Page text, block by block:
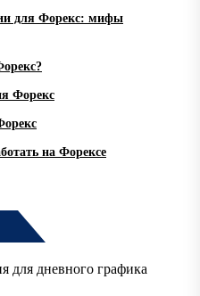
для Форекс: мифы
Форекс
на Форексе
для дневного графика